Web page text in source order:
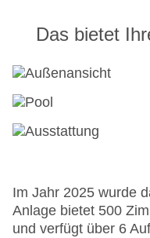
Das bietet
Im Jahr 2025 wurde
Anlage bietet 500
und verfügt über 6